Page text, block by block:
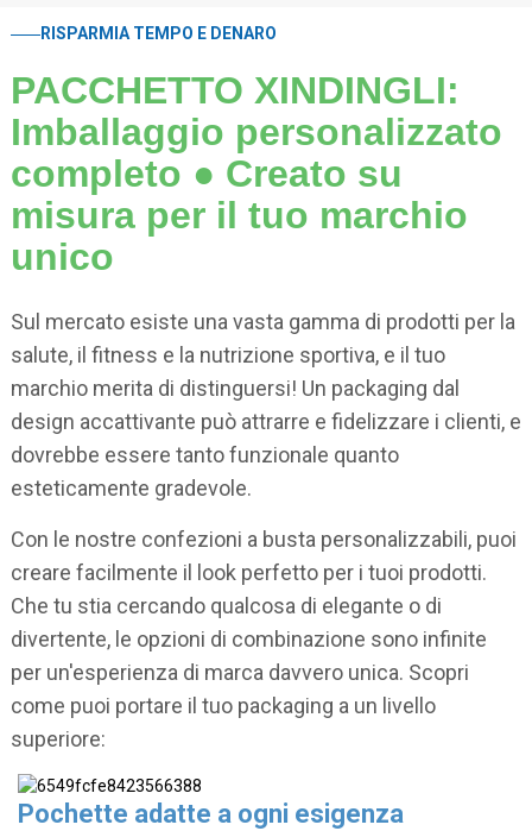
RISPARMIA TEMPO E DENARO
PACCHETTO XINDINGLI:
Imballaggio personalizzato
completo ● Creato su
misura per il tuo marchio
unico
Sul mercato esiste una vasta gamma di prodotti per la
salute, il fitness e la nutrizione sportiva, e il tuo
marchio merita di distinguersi! Un packaging dal
design accattivante può attrarre e fidelizzare i clienti, e
dovrebbe essere tanto funzionale quanto
esteticamente gradevole.
Con le nostre confezioni a busta personalizzabili, puoi
creare facilmente il look perfetto per i tuoi prodotti.
Che tu stia cercando qualcosa di elegante o di
divertente, le opzioni di combinazione sono infinite
per un'esperienza di marca davvero unica. Scopri
come puoi portare il tuo packaging a un livello
superiore:
Pochette adatte a ogni esigenza